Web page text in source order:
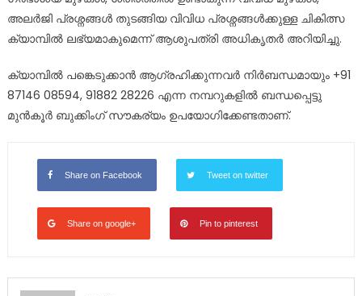
അലർജി പ്രശ്നങ്ങൾ തുടങ്ങിയ വിവിധ പ്രശ്നങ്ങൾക്കുള്ള ചികിത്സ
ക്യാമ്പിൽ ലഭ്യമാകുമെന്ന് ആശുപത്രി അധികൃതർ അറിയിച്ചു.
ക്യാമ്പിൽ പങ്കെടുക്കാൻ ആഗ്രഹിക്കുന്നവർ നിർബന്ധമായും +91
87146 08594, 91882 28226 എന്ന നമ്പറുകളിൽ ബന്ധപ്പെട്ടു
മുൻ‌കൂർ ബുക്കിംഗ് സൗകര്യം ഉപയോഗിക്കേണ്ടതാണ്.
Share on Facebook Tweet on twitter
Share on google+ Pin to pinterest